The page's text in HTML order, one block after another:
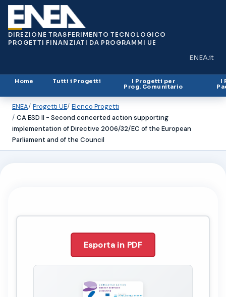
DIREZIONE TRASFERIMENTO TECNOLOGICO
PROGETTI FINANZIATI DA PROGRAMMI UE
ENEA.it
(si apre in
Home Tutti i Progetti I Progetti per
Prog. Comunitario
I
ENEA Progetti UE Elenco Progetti
CA ESD II - Second concerted action supporting
implementation of Directive 2006/32/EC of the European
Parliament and of the Council
Esporta in PDF